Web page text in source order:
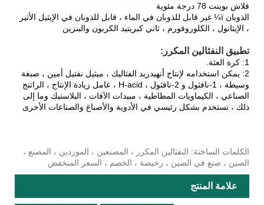
فلاش بوينت 78 درجة مئوية
الذوبان ï¼ غير قابل للذوبان في الماء ، قابل للذوبان في الإيثيل الأثير
، الإيثانول ، الكلوروفورم ، ثاني كبريتيد الكربون والبنزين
تطبيق النفثالين المكرر:
1: كرة العثة.
2: يمكن استخدامه لإنتاج أنهيدريد الفثاليك ، ميثيل نفتيل أمين ، صبغة
وسيطة ، 1-نافثول و 2-نافثول ، H-acid ، عامل زيادة الإنتاج ، الراتنج
الصناعي ، الكيماويات المطاطية ، مبيدات الآفات ، البلاستيك وما إلى
ذلك ، تستخدم بشكل رئيسي في الأدوية والأصباغ والصناعات الأخرى
الكلمات الساخنة: النفثالين المكرر ، المصنعين ، الموردين ، المصنع ،
الصين ، صنع في الصين ، رخيصة ، الخصم ، السعر المنخفض
علامة المنتج